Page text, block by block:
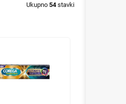
Ukupno 54stavki